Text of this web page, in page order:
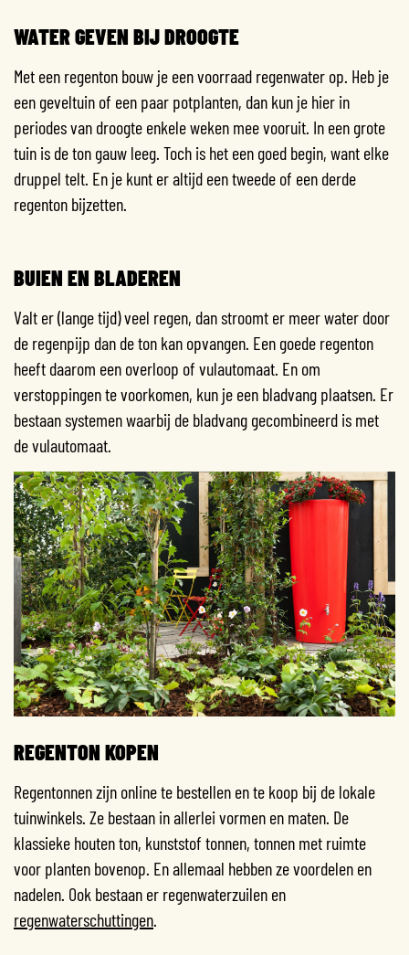
WATER GEVEN BIJ DROOGTE
Met een regenton bouw je een voorraad regenwater op. Heb je
een geveltuin of een paar potplanten, dan kun je hier in
periodes van droogte enkele weken mee vooruit. In een grote
tuin is de ton gauw leeg. Toch is het een goed begin, want elke
druppel telt. En je kunt er altijd een tweede of een derde
regenton bijzetten.
BUIEN EN BLADEREN
Valt er (lange tijd) veel regen, dan stroomt er meer water door
de regenpijp dan de ton kan opvangen. Een goede regenton
heeft daarom een overloop of vulautomaat. En om
verstoppingen te voorkomen, kun je een bladvang plaatsen. Er
bestaan systemen waarbij de bladvang gecombineerd is met
de vulautomaat.
REGENTON KOPEN
Regentonnen zijn online te bestellen en te koop bij de lokale
tuinwinkels. Ze bestaan in allerlei vormen en maten. De
klassieke houten ton, kunststof tonnen, tonnen met ruimte
voor planten bovenop. En allemaal hebben ze voordelen en
nadelen. Ook bestaan er regenwaterzuilen en
regenwaterschuttingen.